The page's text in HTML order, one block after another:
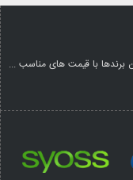
برندها با قیمت های مناسب ...